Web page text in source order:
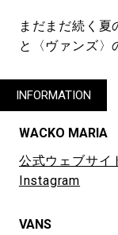
まだまだ続く夏
と〈ヴァンズ〉
INFORMATION
WACKO MARIA
公式ウェブサイ
Instagram
VANS